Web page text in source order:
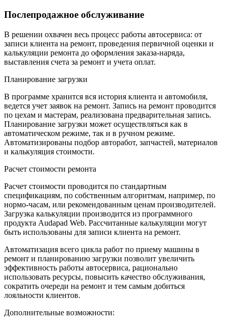
Послепродажное обслуживание
В решении охвачен весь процесс работы автосервиса: от
записи клиента на ремонт, проведения первичной оценки и
калькуляции ремонта до оформления заказа-наряда,
выставления счета за ремонт и учета оплат.
Планирование загрузки
В программе хранится вся история клиента и автомобиля,
ведется учет заявок на ремонт. Запись на ремонт проводится
по цехам и мастерам, реализована предварительная запись.
Планирование загрузки может осуществляться как в
автоматическом режиме, так и в ручном режиме.
Автоматизированы подбор авторабот, запчастей, материалов
и калькуляция стоимости.
Расчет стоимости ремонта
Расчет стоимости проводится по стандартным
спецификациям, по собственным алгоритмам, например, по
нормо-часам, или рекомендованным ценам производителей.
Загрузка калькуляции производится из программного
продукта Audapad Web. Рассчитанные калькуляции могут
быть использованы для записи клиента на ремонт.
Автоматизация всего цикла работ по приему машины в
ремонт и планированию загрузки позволит увеличить
эффективность работы автосервиса, рационально
использовать ресурсы, повысить качество обслуживания,
сократить очереди на ремонт и тем самым добиться
лояльности клиентов.
Дополнительные возможности: